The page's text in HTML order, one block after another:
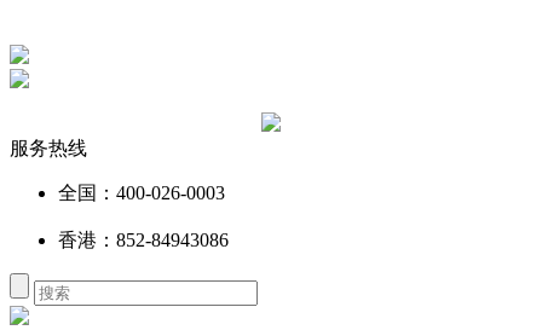
服务热线
全国：400-026-0003
香港：852-84943086